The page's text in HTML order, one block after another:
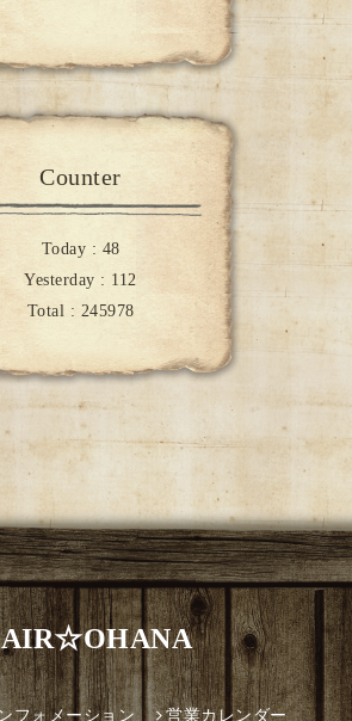
Counter
Today : 48
Yesterday : 112
Total : 245978
フォメーション 営業カレンダー